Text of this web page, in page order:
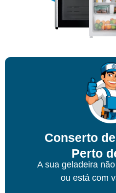
Conserto
Perto
A sua geladeira
ou está com